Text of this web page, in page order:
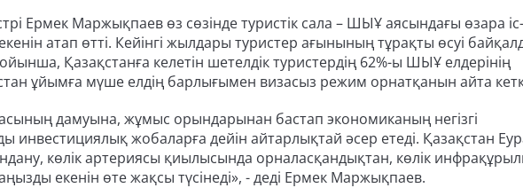
Ермек Маржықпаев өз сөзінде туристік сала – ШЫҰ аясындағы өзара іс-
атап өтті. Кейінгі жылдары туристер ағынының тұрақты өсуі
Қазақстанға келетін шетелдік туристердің 62%-ы ШЫҰ елдерінің
ұйымға мүше елдің барлығымен визасыз режим орнатқанын айта
дамуына, жұмыс орындарынан бастап экономиканың негізгі
инвестициялық жобаларға дейін айтарлықтай әсер етеді. Қазақстан
көлік артериясы қиылысында орналасқандықтан, көлік
екенін өте жақсы түсінеді», - деді Ермек Маржықпаев.